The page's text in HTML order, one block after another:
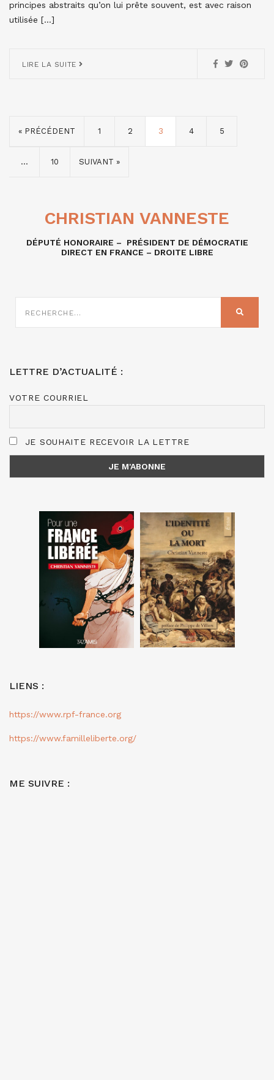
principes abstraits qu’on lui prête souvent, est avec raison
utilisée […]
LIRE LA SUITE
« PRÉCÉDENT 1 2 3 4 5
… 10 SUIVANT »
CHRISTIAN VANNESTE
DÉPUTÉ HONORAIRE – PRÉSIDENT DE DÉMOCRATIE
DIRECT EN FRANCE – DROITE LIBRE
SUR
LETTRE D’ACTUALITÉ :
VOTRE COURRIEL
JE SOUHAITE RECEVOIR LA LETTRE
LIENS :
https://www.rpf-france.org
https://www.familleliberte.org/
ME SUIVRE :